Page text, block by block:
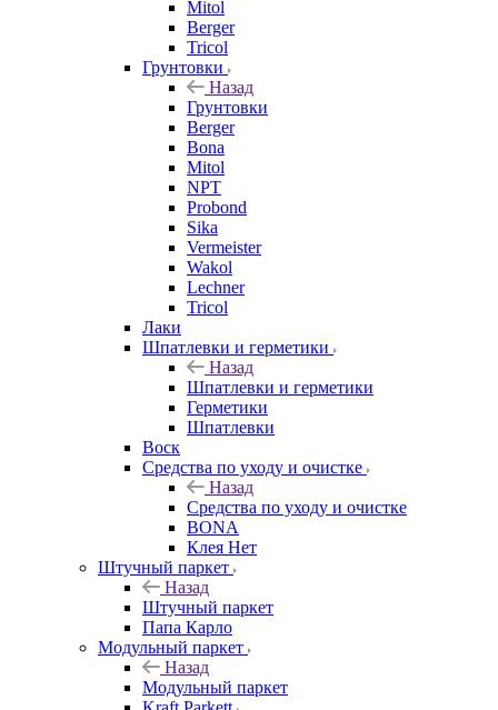
Mitol
Berger
Tricol
Грунтовки
Назад
Грунтовки
Berger
Bona
Mitol
NPT
Probond
Sika
Vermeister
Wakol
Lechner
Tricol
Лаки
Шпатлевки и герметики
Назад
Шпатлевки и герметики
Герметики
Шпатлевки
Воск
Средства по уходу и очистке
Назад
Средства по уходу и очистке
BONA
Клея Нет
Штучный паркет
Назад
Штучный паркет
Папа Карло
Модульный паркет
Назад
Модульный паркет